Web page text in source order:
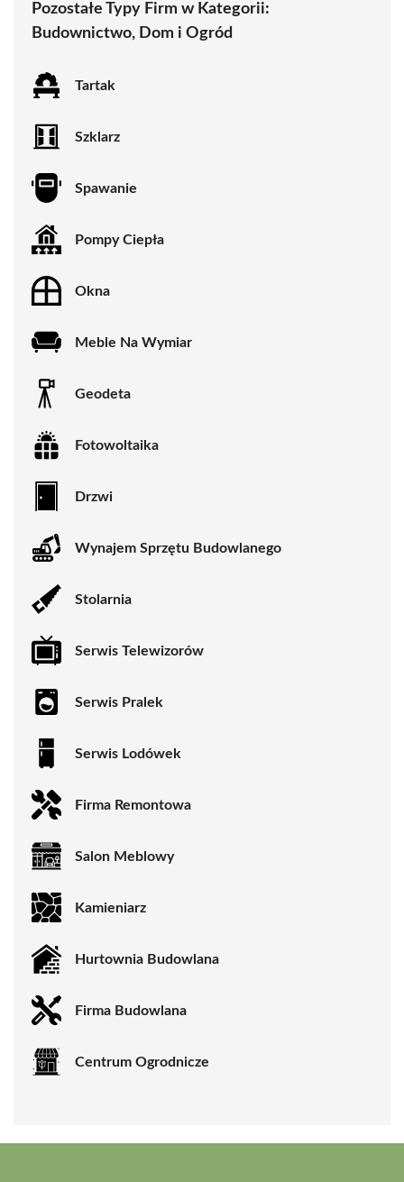
Pozostałe Typy Firm w Kategorii:
Budownictwo, Dom i Ogród
Tartak
Szklarz
Spawanie
Pompy Ciepła
Okna
Meble Na Wymiar
Geodeta
Fotowoltaika
Drzwi
Wynajem Sprzętu Budowlanego
Stolarnia
Serwis Telewizorów
Serwis Pralek
Serwis Lodówek
Firma Remontowa
Salon Meblowy
Kamieniarz
Hurtownia Budowlana
Firma Budowlana
Centrum Ogrodnicze